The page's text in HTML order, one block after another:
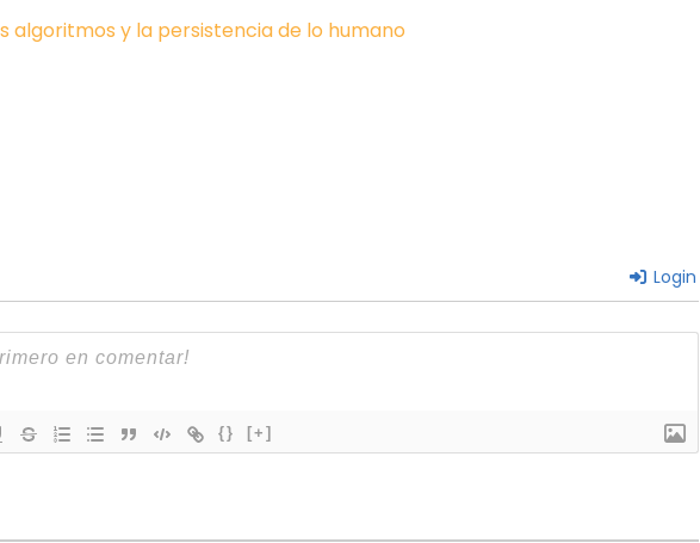
algoritmos y la persistencia de lo humano
Login
{} [+]